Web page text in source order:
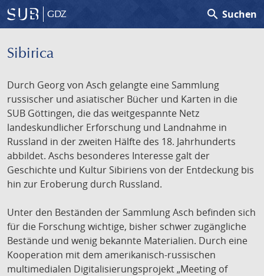
GDZ search Suchen
Sibirica
Durch Georg von Asch gelangte eine Sammlung
russischer und asiatischer Bücher und Karten in die
SUB Göttingen, die das weitgespannte Netz
landeskundlicher Erforschung und Landnahme in
Russland in der zweiten Hälfte des 18. Jahrhunderts
abbildet. Aschs besonderes Interesse galt der
Geschichte und Kultur Sibiriens von der Entdeckung bis
hin zur Eroberung durch Russland.
Unter den Beständen der Sammlung Asch befinden sich
für die Forschung wichtige, bisher schwer zugängliche
Bestände und wenig bekannte Materialien. Durch eine
Kooperation mit dem amerikanisch-russischen
multimedialen Digitalisierungsprojekt „Meeting of